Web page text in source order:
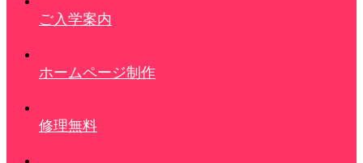
ご入学案内
ホームページ制作
修理無料